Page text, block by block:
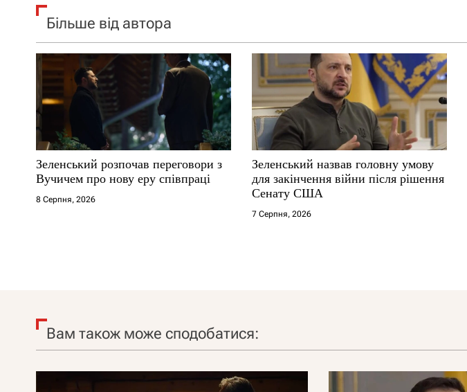
Більше від автора
Зеленський розпочав переговори з
Вучичем про нову еру співпраці
8 Серпня, 2026
Зеленський назвав головну умову
для закінчення війни після рішення
Сенату США
7 Серпня, 2026
Вам також може сподобатися: